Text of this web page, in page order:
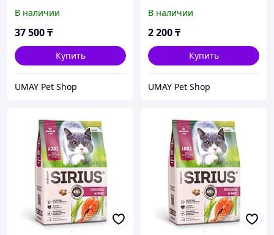
В наличии
37 500₸
Купить
UMAY Pet Shop
В наличии
2 200₸
Купить
UMAY Pet Shop